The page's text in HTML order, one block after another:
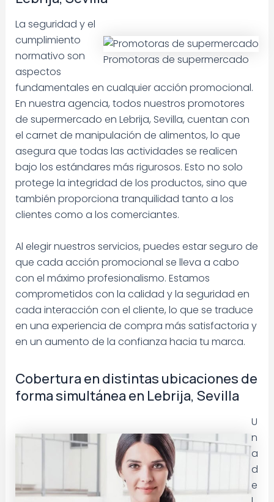
Promotoras de supermercado
La seguridad y el
cumplimiento
normativo son
aspectos
fundamentales en cualquier acción promocional.
En nuestra agencia, todos nuestros promotores
de supermercado en Lebrija, Sevilla, cuentan con
el carnet de manipulación de alimentos, lo que
asegura que todas las actividades se realicen
bajo los estándares más rigurosos. Esto no solo
protege la integridad de los productos, sino que
también proporciona tranquilidad tanto a los
clientes como a los comerciantes.
Al elegir nuestros servicios, puedes estar seguro de
que cada acción promocional se lleva a cabo
con el máximo profesionalismo. Estamos
comprometidos con la calidad y la seguridad en
cada interacción con el cliente, lo que se traduce
en una experiencia de compra más satisfactoria y
en un aumento de la confianza hacia tu marca.
Cobertura en distintas ubicaciones de
forma simultánea en Lebrija, Sevilla
U
n
a
d
e